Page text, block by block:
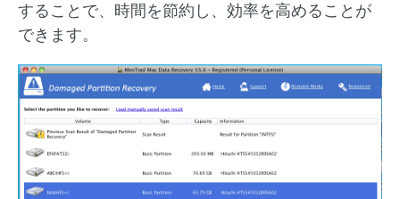
することで、時間を節約し、効率を高めることが
できます。